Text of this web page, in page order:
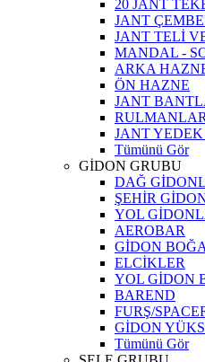
20 JANT
JANT
JANT TELİ
MANDAL -
ARKA
ÖN HAZNE
JANT
RULMANLAR
JANT YEDEK
Tümünü Gör
GİDON GRUBU
DAĞ
ŞEHİR
YOL
AEROBAR
GİDON
ELCİKLER
YOL GİDON
BAREND
FURŞ/
GİDON
Tümünü Gör